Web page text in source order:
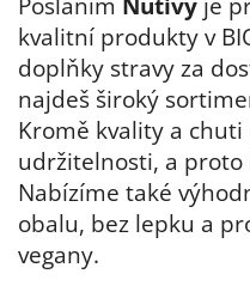
kvalitní produkty v
doplňky stravy za
najdeš široký
Kromě kvality a chuti
udržitelnosti, a
Nabízíme také
obalu, bez lepku a
vegany.